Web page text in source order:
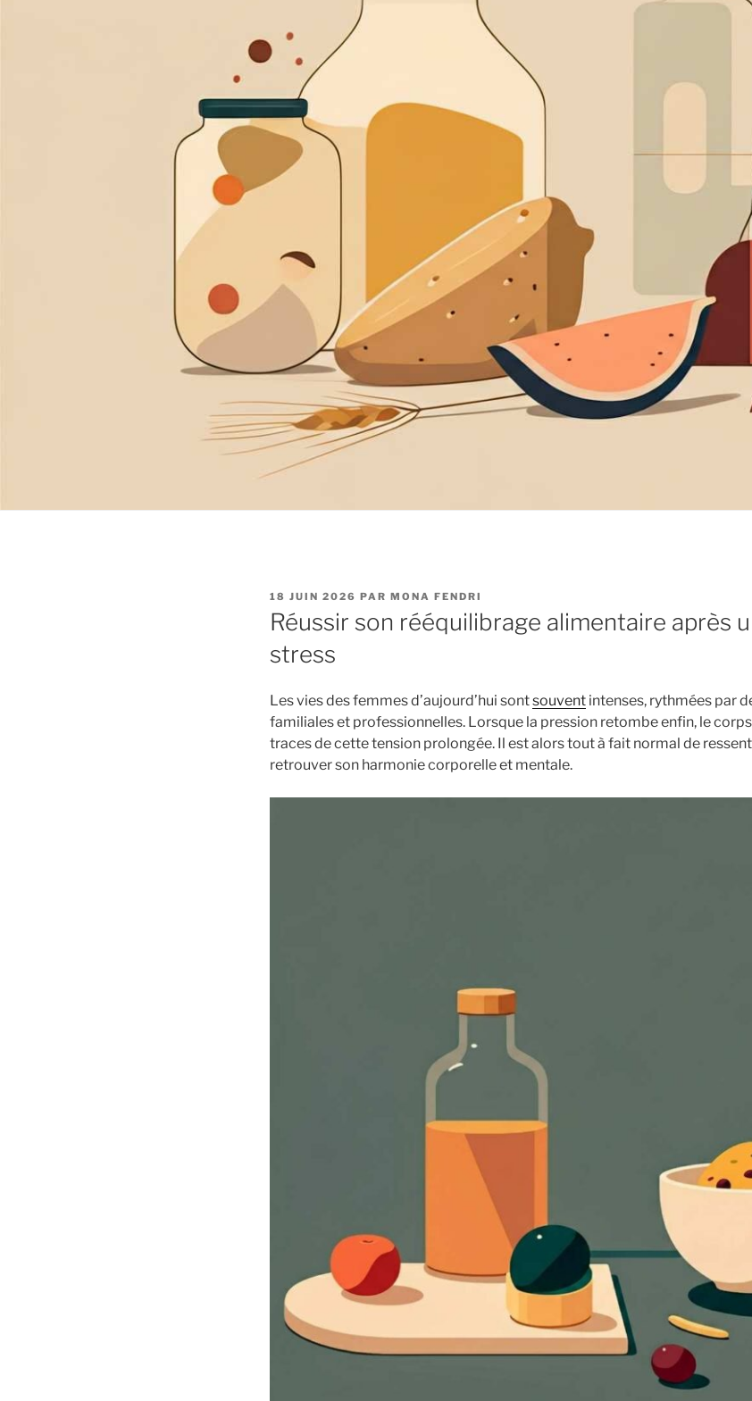
PUBLIÉ
LE
18 JUIN 2026 PAR MONA FENDRI
Réussir son rééquilibrage alimentaire après
stress
Les vies des femmes d’aujourd’hui sontsouvent intenses, rythmées par
familiales et professionnelles. Lorsque la pression retombe enfin, le
traces de cette tension prolongée. Il est alors tout à fait normal de
retrouver son harmonie corporelle et mentale.